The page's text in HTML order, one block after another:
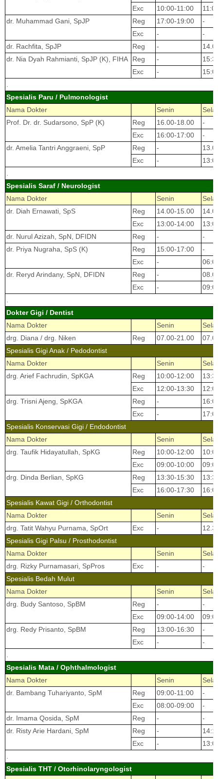
Exc
10:00-11:00
dr. Muhammad Gani, SpJP
Reg 17:00-19:00
-
Exc
-
-
dr. Rachfita, SpJP
Reg -
dr. Nia Dyah Rahmianti, SpJP (K), FIHA
Reg -
Exc
-
Spesialis Paru / Pulmonologist
Nama Dokter
Senin
Prof. Dr. dr. Sudarsono, SpP (K)
Reg 16.00-18.00
-
Exc
16:00-17:00
-
dr. Amelia Tantri Anggraeni, SpP
Reg -
Exc
-
Spesialis Saraf / Neurologist
Nama Dokter
Senin
dr. Diah Ernawati, SpS
Reg 14.00-15.00
Exc
13:00-14:00
dr. Nurul Azizah, SpN, DFIDN
Reg -
-
dr. Priya Nugraha, SpS (K)
Reg 15:00-17:00
-
Exc
-
dr. Reryd Arindany, SpN, DFIDN
Reg -
Exc
-
Dokter Gigi / Dentist
Nama Dokter
Senin
drg. Diana / drg. Niken
Reg 07.00-21.00
Spesialis Gigi Anak / Pedodontist
Nama Dokter
Senin
drg. Arief Fachrudin, SpKGA
Reg 10:00-12:00
Exc
12:00-13:30
drg. Trisni Ajeng, SpKGA
Reg -
Exc
-
Spesialis Konservasi Gigi / Endodontist
Nama Dokter
Senin
drg. Taufik Hidayatullah, SpKG
Reg 10:00-12:00
Exc
09:00-10:00
drg. Dinda Berlian, SpKG
Reg 13:30-15:30
Exc
16:00-17:30
Spesialis Kawat Gigi / Orthodontist
Nama Dokter
Senin
drg. Tatit Wahyu Purnama, SpOrt
Exc -
Spesialis Gigi Palsu / Prosthodontist
Nama Dokter
Senin
drg. Rizky Purnamasari, SpPros
Exc -
-
Spesialis Bedah Mulut
Nama Dokter
Senin
drg. Budy Santoso, SpBM
Reg -
-
Exc
09:00-14:00
drg. Redy Prisanto, SpBM
Reg 13:00-16:30
-
Exc
-
-
Spesialis Mata / Ophthalmologist
Nama Dokter
Senin
dr. Bambang Tuhariyanto, SpM
Reg 09:00-11:00
-
Exc
08:00-09:00
-
dr. Imama Qosida, SpM
Reg -
-
dr. Risty Arie Hardani, SpM
Reg -
Exc
-
Spesialis THT / Otorhinolaryngologist